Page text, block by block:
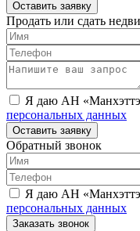
Оставить заявку
Продать или сдать
Я даю АН
персональных данных
Оставить заявку
Обратный звонок
Я даю АН
персональных данных
Заказать звонок